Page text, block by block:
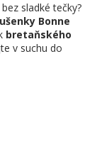
sladké tečky?
Bonne
bretaňského
v suchu do